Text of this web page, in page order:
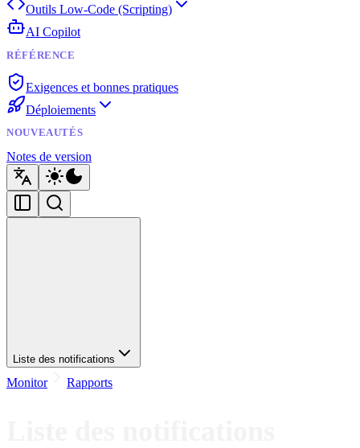
Outils Low-Code (Scripting)
AI Copilot
RÉFÉRENCE
Exigences et bonnes pratiques
Déploiements
NOUVEAUTÉS
Notes de version
Liste des notifications
Monitor Rapports